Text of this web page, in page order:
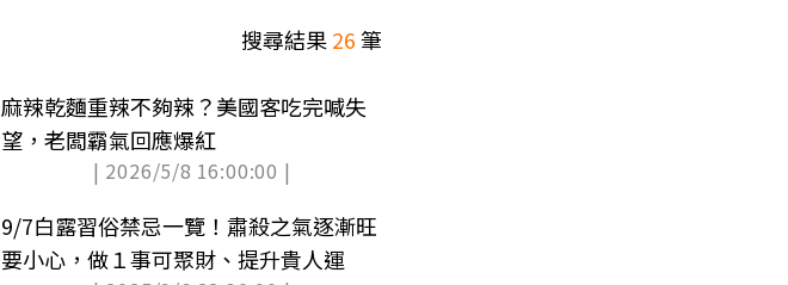
搜尋結果26筆
麻辣乾麵重辣不夠辣？美國客吃完喊失
望，老闆霸氣回應爆紅
| 2026/5/8 16:00:00 |
9/7白露習俗禁忌一覽！肅殺之氣逐漸旺
要小心，做１事可聚財、提升貴人運